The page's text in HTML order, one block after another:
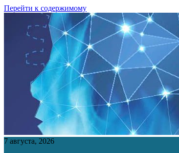
Перейти к содержимому
7 августа, 2026